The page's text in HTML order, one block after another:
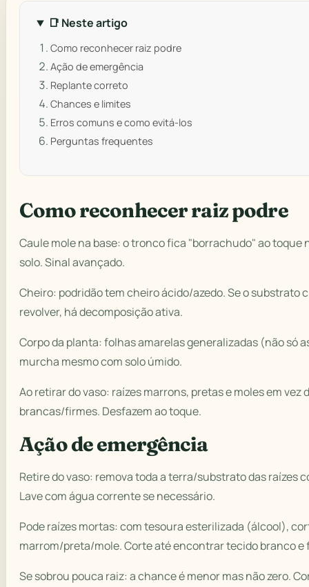
📑 Neste artigo
Como reconhecer raiz podre
Ação de emergência
Replante correto
Chances e limites
Erros comuns e como evitá-los
Perguntas frequentes
Como reconhecer raiz podre
Caule mole na base: o tronco fica "borrachudo" ao toque
solo. Sinal avançado.
Cheiro: podridão tem cheiro ácido/azedo. Se o substrato
revolver, há decomposição ativa.
Corpo da planta: folhas amarelas generalizadas (não só
murcha mesmo com solo úmido.
Ao retirar do vaso: raízes marrons, pretas e moles em vez
brancas/firmes. Desfazem ao toque.
Ação de emergência
Retire do vaso: remova toda a terra/substrato das raízes
Lave com água corrente se necessário.
Pode raízes mortas: com tesoura esterilizada (álcool),
marrom/preta/mole. Corte até encontrar tecido branco e
Se sobrou pouca raiz: a chance é menor mas não zero.